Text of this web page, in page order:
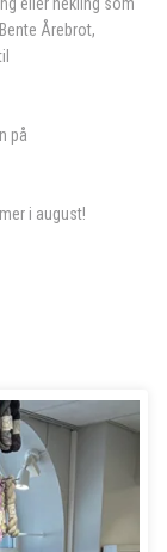
Årebrot,
på
i august!